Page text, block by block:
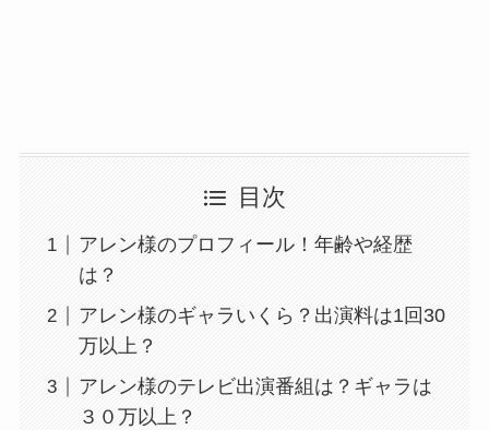
目次
アレン様のプロフィール！年齢や経歴
は？
アレン様のギャラいくら？出演料は1回30
万以上？
アレン様のテレビ出演番組は？ギャラは
３０万以上？